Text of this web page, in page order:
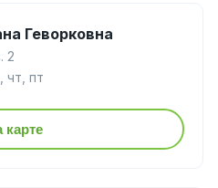
Геворковна
2
чт, пт
карте